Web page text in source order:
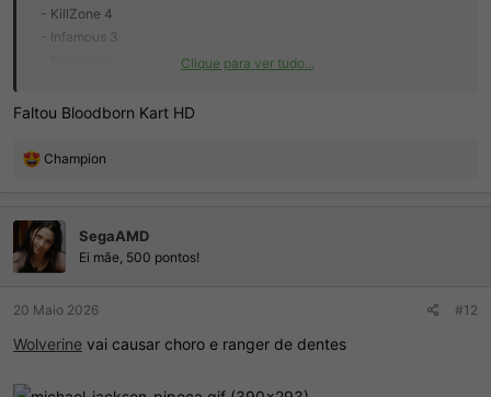
- KillZone 4
- Infamous 3
Clique para ver tudo...
Faltou Bloodborn Kart HD
R
õ
e
s
Champion
SegaAMD
Ei mãe, 500 pontos!
20 Maio 2026 #12
Wolverine vai causar choro e ranger de dentes